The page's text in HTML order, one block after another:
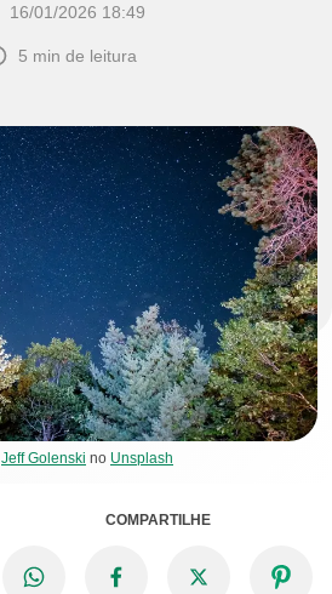
16/01/2026 18:49
5 min de leitura
Jeff Golenski no Unsplash
COMPARTILHE